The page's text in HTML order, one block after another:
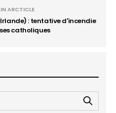
ARCTICLE
: tentative d'incendie
catholiques